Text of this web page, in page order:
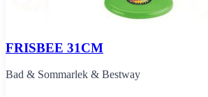
FRISBEE 31CM
Bad & Sommarlek & Bestway